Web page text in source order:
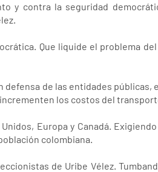
y contra la seguridad
Que liquide el problema
defensa de las entidades
los costos del
Europa y Canadá.
colombiana.
de Uribe Vélez.